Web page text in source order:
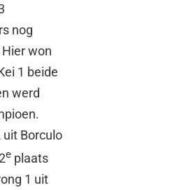
nog
won
1 beide
werd
Borculo
e plaats
1 uit